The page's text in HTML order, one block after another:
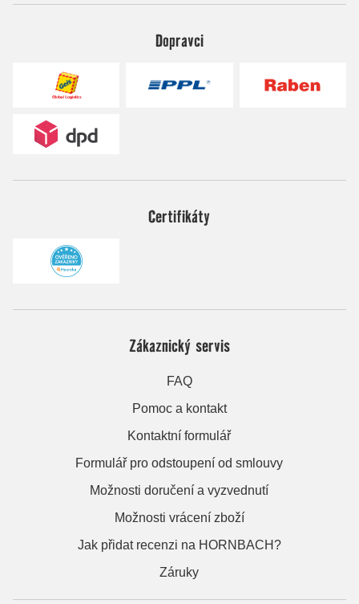
Dopravci
Certifikáty
Zákaznický servis
FAQ
Pomoc a kontakt
Kontaktní formulář
Formulář pro odstoupení od smlouvy
Možnosti doručení a vyzvednutí
Možnosti vrácení zboží
Jak přidat recenzi na HORNBACH?
Záruky